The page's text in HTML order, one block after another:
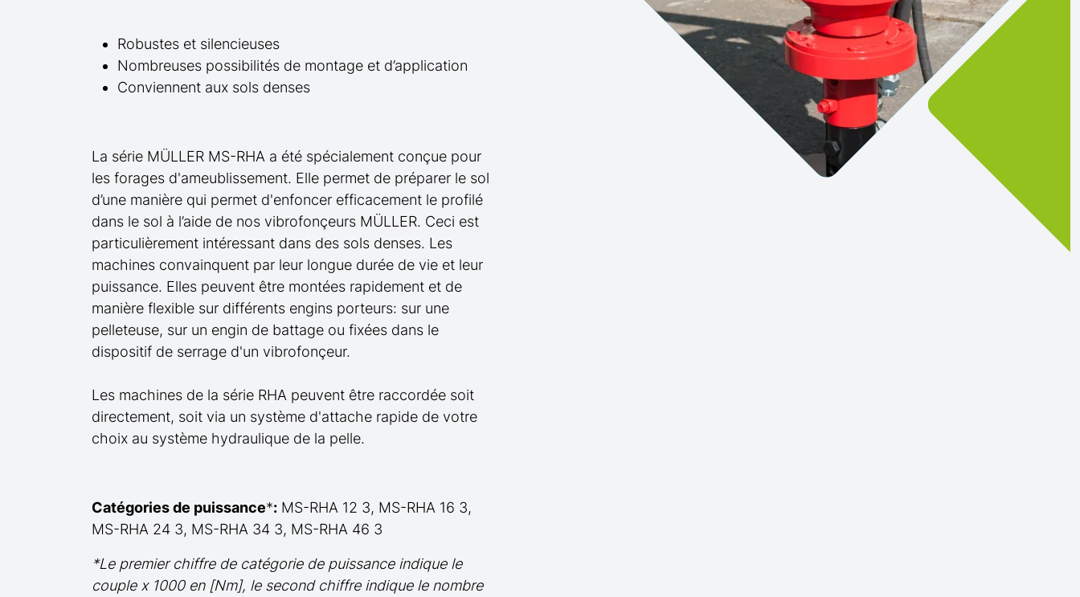
Robustes et silencieuses
Nombreuses possibilités de montage et d’application
Conviennent aux sols denses
La série MÜLLER MS-RHA a été spécialement conçue pour
les forages d'ameublissement. Elle permet de préparer le sol
d’une manière qui permet d'enfoncer efficacement le profilé
dans le sol à l’aide de nos vibrofonçeurs MÜLLER. Ceci est
particulièrement intéressant dans des sols denses. Les
machines convainquent par leur longue durée de vie et leur
puissance. Elles peuvent être montées rapidement et de
manière flexible sur différents engins porteurs: sur une
pelleteuse, sur un engin de battage ou fixées dans le
dispositif de serrage d'un vibrofonçeur.
Les machines de la série RHA peuvent être raccordée soit
directement, soit via un système d'attache rapide de votre
choix au système hydraulique de la pelle.
Catégories de puissance*: MS-RHA 12 3, MS-RHA 16 3,
MS-RHA 24 3, MS-RHA 34 3, MS-RHA 46 3
*Le premier chiffre de catégorie de puissance indique le
couple x 1000 en [Nm], le second chiffre indique le nombre